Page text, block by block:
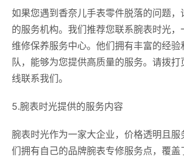
如果您遇到香奈儿手表零件脱落的问题，
的服务机构。我们推荐您联系腕表时光，
维修保养服务中心。他们拥有丰富的经验
队，能够为您提供高质量的服务。请拨
线联系我们。
5.腕表时光提供的服务内容
腕表时光作为一家大企业，价格透明且
们拥有自己的品牌腕表专修服务点，覆盖